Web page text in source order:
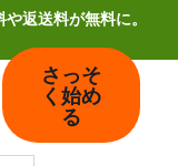
返送料が無料に。
さっそ
く始め
る